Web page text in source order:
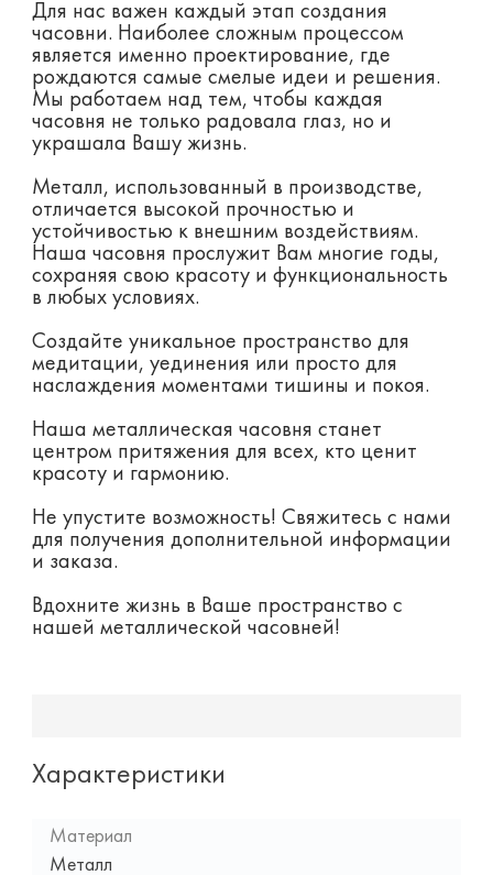
Для нас важен каждый этап создания
часовни. Наиболее сложным процессом
является именно проектирование, где
рождаются самые смелые идеи и решения.
Мы работаем над тем, чтобы каждая
часовня не только радовала глаз, но и
украшала Вашу жизнь.
Металл, использованный в производстве,
отличается высокой прочностью и
устойчивостью к внешним воздействиям.
Наша часовня прослужит Вам многие годы,
сохраняя свою красоту и функциональность
в любых условиях.
Создайте уникальное пространство для
медитации, уединения или просто для
наслаждения моментами тишины и покоя.
Наша металлическая часовня станет
центром притяжения для всех, кто ценит
красоту и гармонию.
Не упустите возможность! Свяжитесь с нами
для получения дополнительной информации
и заказа.
Вдохните жизнь в Ваше пространство с
нашей металлической часовней!
Характеристики
Материал
Металл